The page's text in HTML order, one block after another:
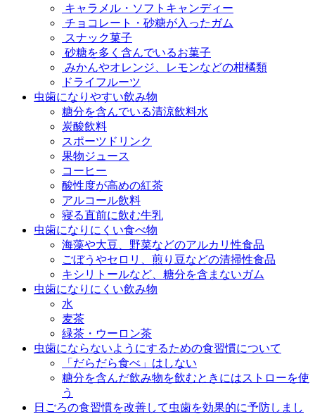
キャラメル・ソフトキャンディー
チョコレート・砂糖が入ったガム
スナック菓子
砂糖を多く含んでいるお菓子
みかんやオレンジ、レモンなどの柑橘類
ドライフルーツ
虫歯になりやすい飲み物
糖分を含んでいる清涼飲料水
炭酸飲料
スポーツドリンク
果物ジュース
コーヒー
酸性度が高めの紅茶
アルコール飲料
寝る直前に飲む牛乳
虫歯になりにくい食べ物
海藻や大豆、野菜などのアルカリ性食品
ごぼうやセロリ、煎り豆などの清掃性食品
キシリトールなど、糖分を含まないガム
虫歯になりにくい飲み物
水
麦茶
緑茶・ウーロン茶
虫歯にならないようにするための食習慣について
「だらだら食べ」はしない
糖分を含んだ飲み物を飲むときにはストローを使
う
日ごろの食習慣を改善して虫歯を効果的に予防しまし